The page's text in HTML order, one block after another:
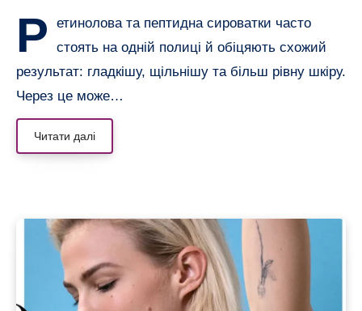
Р
етинолова та пептидна сироватки часто
стоять на одній полиці й обіцяють схожий
результат: гладкішу, щільнішу та більш рівну шкіру.
Через це може…
Читати далі